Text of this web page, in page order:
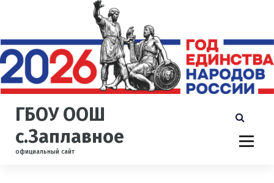
е
й
т
и
ГБОУ ООШ
с.Заплавное
официальный сайт